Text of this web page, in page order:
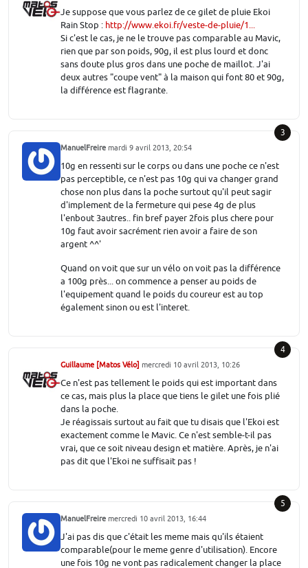
Je suppose que vous parlez de ce gilet de pluie Ekoi
Rain Stop : http://www.ekoi.fr/veste-de-pluie/1...
Si c'est le cas, je ne le trouve pas comparable au Mavic,
rien que par son poids, 90g, il est plus lourd et donc
sans doute plus gros dans une poche de maillot. J'ai
deux autres "coupe vent" à la maison qui font 80 et 90g,
la différence est flagrante.
3
ManuelFreire mardi 9 avril 2013, 20:54
10g en ressenti sur le corps ou dans une poche ce n'est
pas perceptible, ce n'est pas 10g qui va changer grand
chose non plus dans la poche surtout qu'il peut sagir
d'implement de la fermeture qui pese 4g de plus
l'enbout 3autres.. fin bref payer 2fois plus chere pour
10g faut avoir sacrément rien avoir a faire de son
argent ^^'
Quand on voit que sur un vélo on voit pas la différence
a 100g près... on commence a penser au poids de
l'equipement quand le poids du coureur est au top
également sinon ou est l'interet.
4
Guillaume [Matos Vélo] mercredi 10 avril 2013, 10:26
Ce n'est pas tellement le poids qui est important dans
ce cas, mais plus la place que tiens le gilet une fois plié
dans la poche.
Je réagissais surtout au fait que tu disais que l'Ekoi est
exactement comme le Mavic. Ce n'est semble-t-il pas
vrai, que ce soit niveau design et matière. Après, je n'ai
pas dit que l'Ekoi ne suffisait pas !
5
ManuelFreire mercredi 10 avril 2013, 16:44
J'ai pas dis que c'était les meme mais qu'ils étaient
comparable(pour le meme genre d'utilisation). Encore
une fois 10g ne vont pas radicalement changer la place